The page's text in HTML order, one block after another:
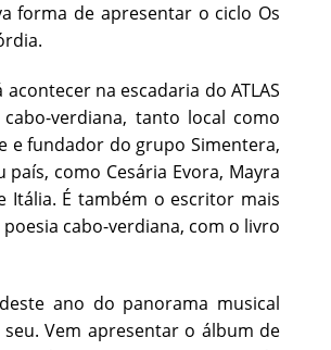
forma de apresentar o ciclo Os
na escadaria do ATLAS
verdiana, tanto local como
e fundador do grupo Simentera,
como Cesária Evora, Mayra
Itália. É também o escritor mais
cabo-verdiana, com o livro
ano do panorama musical
Vem apresentar o álbum de